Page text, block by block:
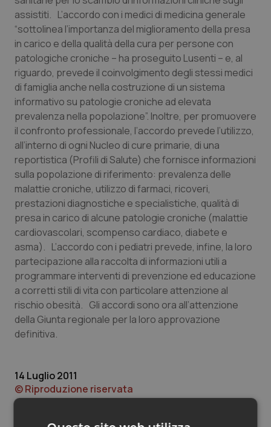
Sardegna
Sicilia
Toscana
Umbria
Valle D’Aosta
Veneto
Malattia di Crohn & Rettocolite Ulcerosa
Neuroscienze & patologie neurodegenerative
Obesità
Oftalmologia
Oncodermatologia
Oncoematologia
Oncologia & Nutrizione
Psoriasi & pelle
Quotidiano Cardiologia
Quotidiano Chirurgia
Quotidiano Pediatria
assistiti. L’accordo con i medici di medicina generale
“sottolinea l’importanza del miglioramento della presa
in carico e della qualità della cura per persone con
patologiche croniche – ha proseguito Lusenti – e, al
riguardo, prevede il coinvolgimento degli stessi medici
di famiglia anche nella costruzione di un sistema
informativo su patologie croniche ad elevata
prevalenza nella popolazione”. Inoltre, per promuovere
il confronto professionale, l’accordo prevede l’utilizzo,
all’interno di ogni Nucleo di cure primarie, di una
reportistica (Profili di Salute) che fornisce informazioni
sulla popolazione di riferimento: prevalenza delle
malattie croniche, utilizzo di farmaci, ricoveri,
prestazioni diagnostiche e specialistiche, qualità di
presa in carico di alcune patologie croniche (malattie
cardiovascolari, scompenso cardiaco, diabete e
asma). L’accordo con i pediatri prevede, infine, la loro
partecipazione alla raccolta di informazioni utili a
programmare interventi di prevenzione ed educazione
a corretti stili di vita con particolare attenzione al
rischio obesità. Gli accordi sono ora all’attenzione
della Giunta regionale per la loro approvazione
definitiva.
14 Luglio 2011
© Riproduzione riservata